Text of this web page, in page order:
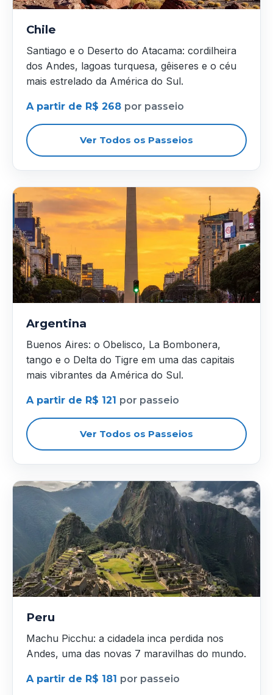
Chile
Santiago e o Deserto do Atacama: cordilheira
dos Andes, lagoas turquesa, gêiseres e o céu
mais estrelado da América do Sul.
A partir de R$ 268 por passeio
Ver Todos os Passeios
Argentina
Buenos Aires: o Obelisco, La Bombonera,
tango e o Delta do Tigre em uma das capitais
mais vibrantes da América do Sul.
A partir de R$ 121 por passeio
Ver Todos os Passeios
Peru
Machu Picchu: a cidadela inca perdida nos
Andes, uma das novas 7 maravilhas do mundo.
A partir de R$ 181 por passeio